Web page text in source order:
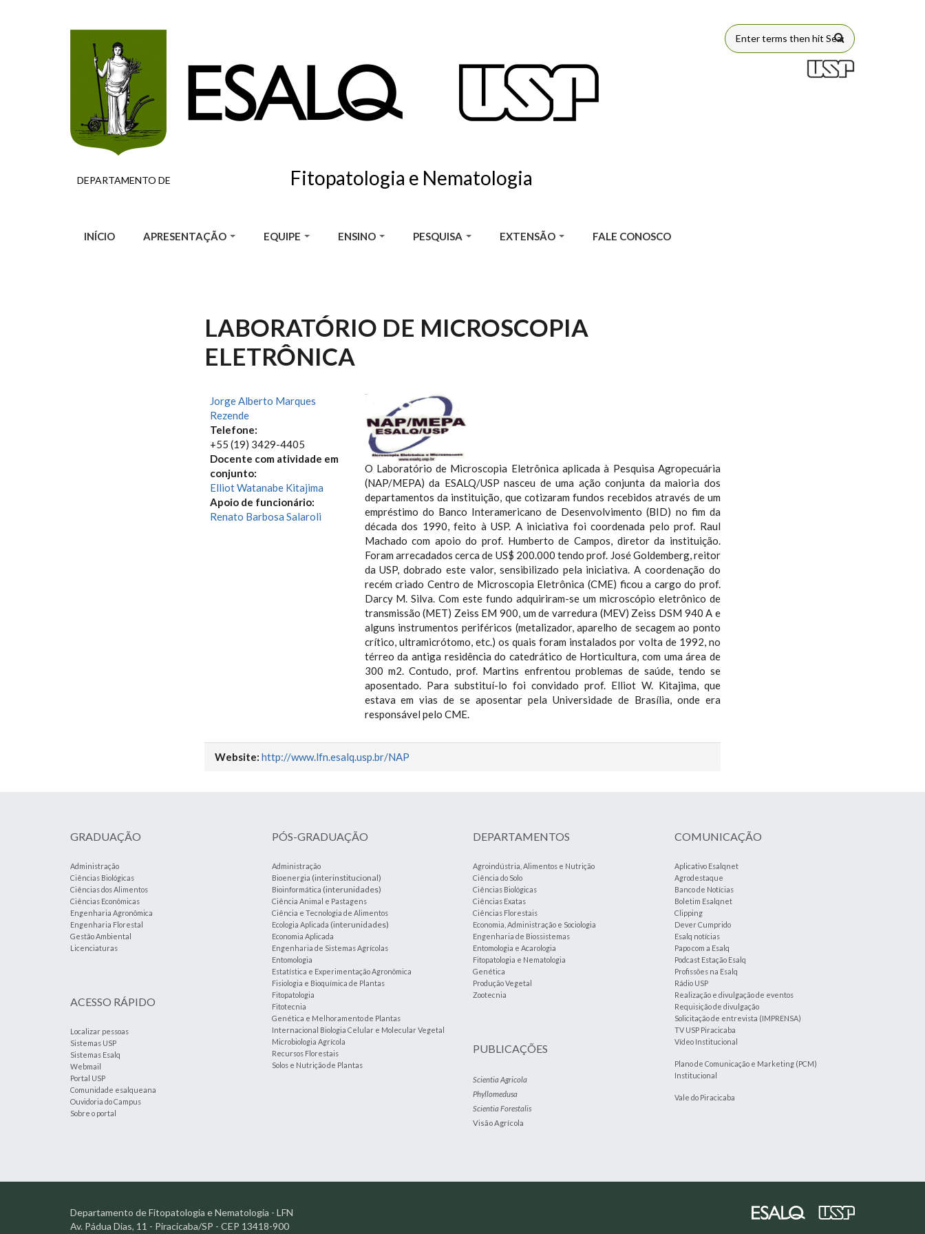
DEPARTAMENTO DE Fitopatologia e Nematologia
FORMULÁRIO
DE BUSCA
INÍCIO APRESENTAÇÃO EQUIPE ENSINO PESQUISA EXTENSÃO FALE CONOSCO
LABORATÓRIO DE MICROSCOPIA
ELETRÔNICA
Jorge Alberto Marques
Rezende
Telefone:
+55 (19) 3429-4405
Docente com atividade em
conjunto:
Elliot Watanabe Kitajima
Apoio de funcionário:
Renato Barbosa Salaroli
O Laboratório de Microscopia Eletrônica aplicada à Pesquisa Agropecuária
(NAP/MEPA) da ESALQ/USP nasceu de uma ação conjunta da maioria dos
departamentos da instituição, que cotizaram fundos recebidos através de um
empréstimo do Banco Interamericano de Desenvolvimento (BID) no fim da
década dos 1990, feito à USP. A iniciativa foi coordenada pelo prof. Raul
Machado com apoio do prof. Humberto de Campos, diretor da instituição.
Foram arrecadados cerca de US$ 200.000 tendo prof. José Goldemberg, reitor
da USP, dobrado este valor, sensibilizado pela iniciativa. A coordenação do
recém criado Centro de Microscopia Eletrônica (CME) ficou a cargo do prof.
Darcy M. Silva. Com este fundo adquiriram-se um microscópio eletrônico de
transmissão (MET) Zeiss EM 900, um de varredura (MEV) Zeiss DSM 940 A e
alguns instrumentos periféricos (metalizador, aparelho de secagem ao ponto
crítico, ultramicrótomo, etc.) os quais foram instalados por volta de 1992, no
térreo da antiga residência do catedrático de Horticultura, com uma área de
300 m2. Contudo, prof. Martins enfrentou problemas de saúde, tendo se
aposentado. Para substituí-lo foi convidado prof. Elliot W. Kitajima, que
estava em vias de se aposentar pela Universidade de Brasília, onde era
responsável pelo CME.
Website: http://www.lfn.esalq.usp.br/NAP
GRADUAÇÃO
Administração
Ciências Biológicas
Ciências dos Alimentos
Ciências Econômicas
Engenharia Agronômica
Engenharia Florestal
Gestão Ambiental
Licenciaturas
ACESSO RÁPIDO
Localizar pessoas
Sistemas USP
Sistemas Esalq
Webmail
Portal USP
Comunidade esalqueana
Ouvidoria do Campus
Sobre o portal
PÓS-GRADUAÇÃO
Administração
Bioenergia (interinstitucional)
Bioinformática (interunidades)
Ciência Animal e Pastagens
Ciência e Tecnologia de Alimentos
Ecologia Aplicada (interunidades)
Economia Aplicada
Engenharia de Sistemas Agrícolas
Entomologia
Estatística e Experimentação Agronômica
Fisiologia e Bioquímica de Plantas
Fitopatologia
Fitotecnia
Genética e Melhoramento de Plantas
Internacional Biologia Celular e Molecular Vegetal
Microbiologia Agrícola
Recursos Florestais
Solos e Nutrição de Plantas
DEPARTAMENTOS
Agroindústria, Alimentos e Nutrição
Ciência do Solo
Ciências Biológicas
Ciências Exatas
Ciências Florestais
Economia, Administração e Sociologia
Engenharia de Biossistemas
Entomologia e Acarologia
Fitopatologia e Nematologia
Genética
Produção Vegetal
Zootecnia
PUBLICAÇÕES
Scientia Agricola
Phyllomedusa
Scientia Forestalis
Visão Agrícola
COMUNICAÇÃO
Aplicativo Esalqnet
Agrodestaque
Banco de Notícias
Boletim Esalqnet
Clipping
Dever Cumprido
Esalq notícias
Papo com a Esalq
Podcast Estação Esalq
Profissões na Esalq
Rádio USP
Realização e divulgação de eventos
Requisição de divulgação
Solicitação de entrevista (IMPRENSA)
TV USP Piracicaba
Vídeo Institucional
Plano de Comunicação e Marketing (PCM)
Institucional
Vale do Piracicaba
Departamento de Fitopatologia e Nematologia - LFN
Av. Pádua Dias, 11 - Piracicaba/SP - CEP 13418-900